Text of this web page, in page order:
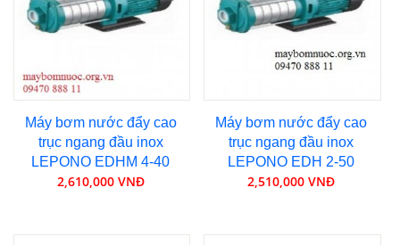
Máy bơm nước đẩy cao
trục ngang đầu inox
LEPONO EDHM 4-40
2,610,000 VNĐ
Máy bơm nước đẩy cao
trục ngang đầu inox
LEPONO EDH 2-50
2,510,000 VNĐ